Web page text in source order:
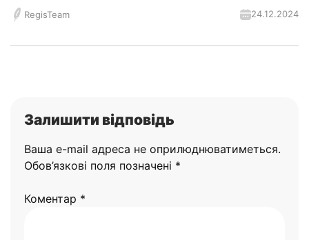
RegisTeam 24.12.2024
Залишити відповідь
Ваша e-mail адреса не оприлюднюватиметься.
Обов’язкові поля позначені *
Коментар *